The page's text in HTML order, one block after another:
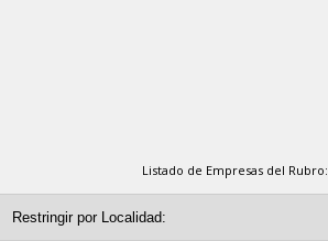
Listado de Empresas del Rubro: